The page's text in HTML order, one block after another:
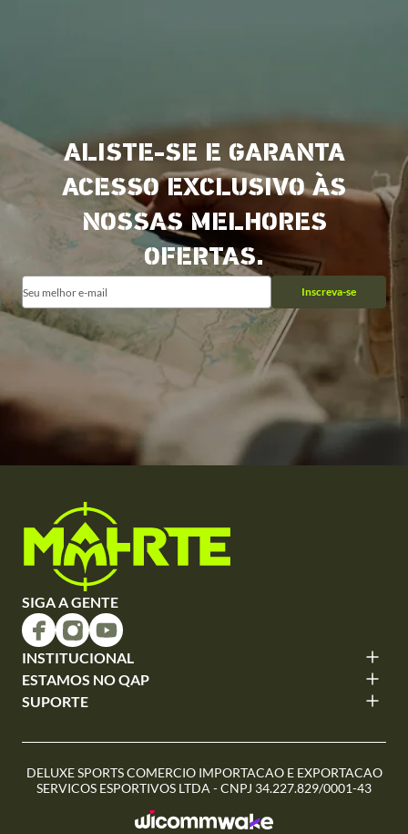
ALISTE-SE E GARANTA
ACESSO EXCLUSIVO ÀS
NOSSAS MELHORES
OFERTAS.
Inscreva-se
SIGA A GENTE
INSTITUCIONAL
ESTAMOS NO QAP
SUPORTE
DELUXE SPORTS COMERCIO IMPORTACAO E EXPORTACAO
SERVICOS ESPORTIVOS LTDA - CNPJ 34.227.829/0001-43